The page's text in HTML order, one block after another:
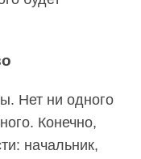
Нет ни одного
Конечно,
начальник,